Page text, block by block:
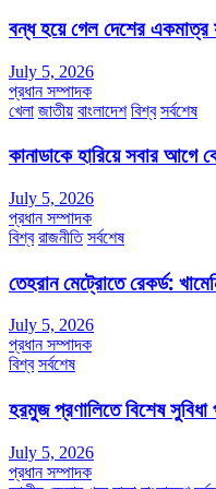
বন্ধ হয়ে গেল দেশের একমাত্র
July 5, 2026
প্রধান সম্পাদক
খেলা জাতীয় বাংলাদেশ বিশ্ব সর্বশেষ
কানাডাকে হারিয়ে সবার আগে
July 5, 2026
প্রধান সম্পাদক
বিশ্ব রাজনীতি সর্বশেষ
তেহরান মেট্রোতে রেকর্ড:
July 5, 2026
প্রধান সম্পাদক
বিশ্ব সর্বশেষ
হরমুজ প্রণালিতে বিশেষ
July 5, 2026
প্রধান সম্পাদক